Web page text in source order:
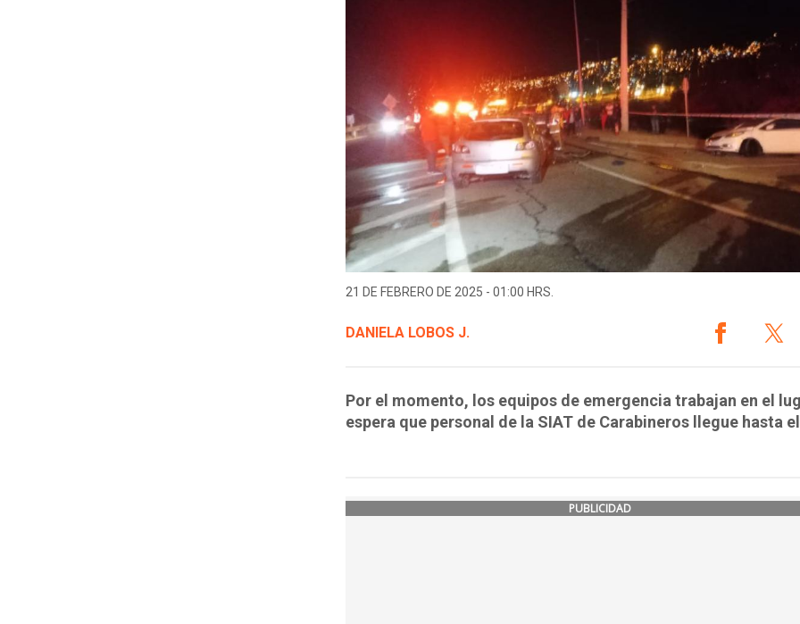
21 DE FEBRERO DE 2025 - 01:00 HRS.
DANIELA LOBOS J.
Por el momento, los equipos de emergencia trabajan en el
espera que personal de la SIAT de Carabineros llegue hasta
PUBLICIDAD